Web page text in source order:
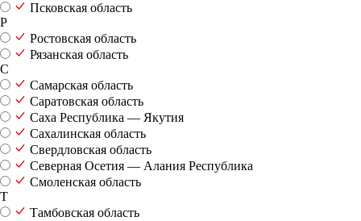
Псковская область
Р
Ростовская область
Рязанская область
С
Самарская область
Саратовская область
Саха Республика — Якутия
Сахалинская область
Свердловская область
Северная Осетия — Алания Республика
Смоленская область
Т
Тамбовская область